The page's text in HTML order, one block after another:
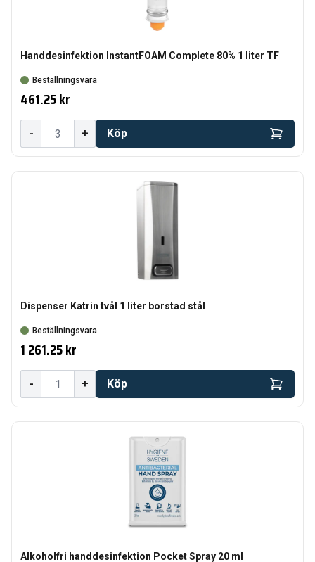
Handdesinfektion InstantFOAM Complete 80% 1 liter TF
Beställningsvara
461.25 kr
- + Köp
Dispenser Katrin tvål 1 liter borstad stål
Beställningsvara
1 261.25 kr
- + Köp
Alkoholfri handdesinfektion Pocket Spray 20 ml